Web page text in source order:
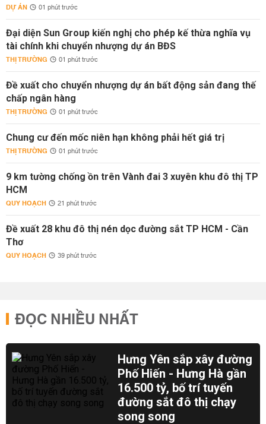
DỰ ÁN 01 phút trước
Đại diện Sun Group kiến nghị cho phép kế thừa nghĩa vụ
tài chính khi chuyển nhượng dự án BĐS
THỊ TRƯỜNG 01 phút trước
Đề xuất cho chuyển nhượng dự án bất động sản đang thế
chấp ngân hàng
THỊ TRƯỜNG 01 phút trước
Chung cư đến mốc niên hạn không phải hết giá trị
THỊ TRƯỜNG 01 phút trước
9 km tường chống ồn trên Vành đai 3 xuyên khu đô thị TP
HCM
QUY HOẠCH 21 phút trước
Đề xuất 28 khu đô thị nén dọc đường sắt TP HCM - Cần
Thơ
QUY HOẠCH 39 phút trước
ĐỌC NHIỀU NHẤT
Hưng Yên sắp xây đường
Phố Hiến - Hưng Hà gần
16.500 tỷ, bố trí tuyến
đường sắt đô thị chạy
song song